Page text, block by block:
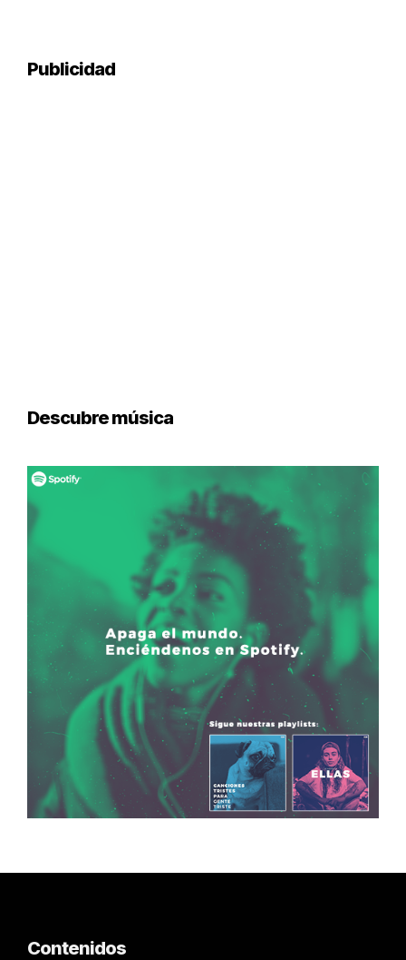
Publicidad
Descubre música
Contenidos